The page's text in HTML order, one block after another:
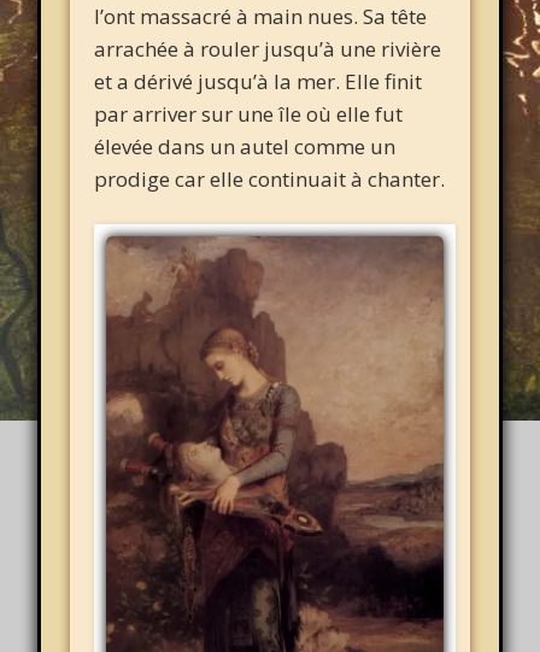
l’ont massacré à main nues. Sa tête
arrachée à rouler jusqu’à une rivière
et a dérivé jusqu’à la mer. Elle finit
par arriver sur une île où elle fut
élevée dans un autel comme un
prodige car elle continuait à chanter.